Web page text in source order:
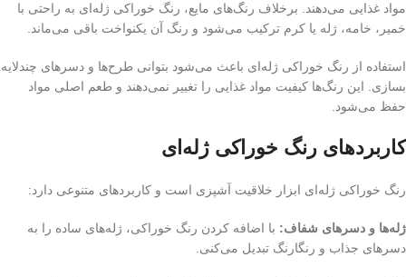
مواد غذایی می‌دهند. برخلاف رنگ‌های مایع، رنگ خوراکی ژله‌ای به راحتی با
خمیر، خامه، ژله یا کرم ترکیب می‌شود و رنگ آن یکنواخت باقی می‌ماند.
استفاده از رنگ خوراکی ژله‌ای باعث می‌شود بتوانی طرح‌ها و دسرهای چندلایه
بسازی. این رنگ‌ها کیفیت مواد غذایی را تغییر نمی‌دهند و طعم اصلی مواد
حفظ می‌شود.
کاربردهای رنگ خوراکی ژله‌ای
رنگ خوراکی ژله‌ای ابزار خلاقیت آشپزی است و کاربردهای متنوعی دارد:
ژله‌ها و دسرهای شفاف: با اضافه کردن رنگ خوراکی، ژله‌های ساده را به
دسرهای جذاب و رنگارنگ تبدیل می‌کنی.